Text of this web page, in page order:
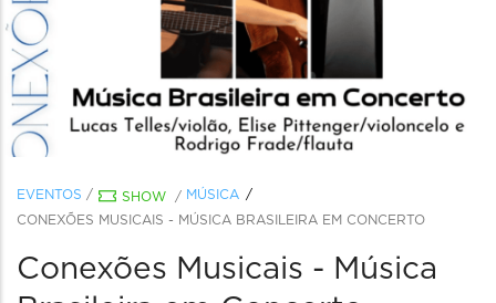
EVENTOS / SHOW / MÚSICA
CONEXÕES MUSICAIS - MÚSICA BRASILEIRA EM CONCERTO
Conexões Musicais - Música